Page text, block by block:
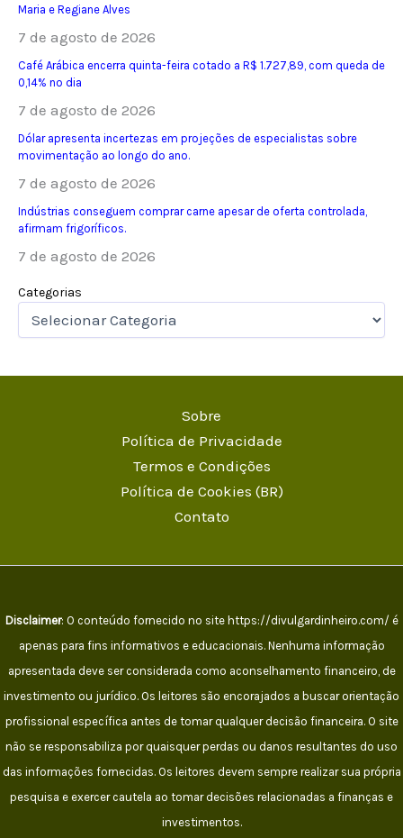
Maria e Regiane Alves
7 de agosto de 2026
Café Arábica encerra quinta-feira cotado a R$ 1.727,89, com queda de
0,14% no dia
7 de agosto de 2026
Dólar apresenta incertezas em projeções de especialistas sobre
movimentação ao longo do ano.
7 de agosto de 2026
Indústrias conseguem comprar carne apesar de oferta controlada,
afirmam frigoríficos.
7 de agosto de 2026
Categorias
Sobre
Política de Privacidade
Termos e Condições
Política de Cookies (BR)
Contato
Disclaimer: O conteúdo fornecido no site https://divulgardinheiro.com/ é
apenas para fins informativos e educacionais. Nenhuma informação
apresentada deve ser considerada como aconselhamento financeiro, de
investimento ou jurídico. Os leitores são encorajados a buscar orientação
profissional específica antes de tomar qualquer decisão financeira. O site
não se responsabiliza por quaisquer perdas ou danos resultantes do uso
das informações fornecidas. Os leitores devem sempre realizar sua própria
pesquisa e exercer cautela ao tomar decisões relacionadas a finanças e
investimentos.